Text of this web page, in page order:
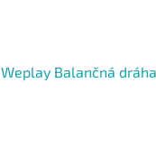
Weplay Balančná